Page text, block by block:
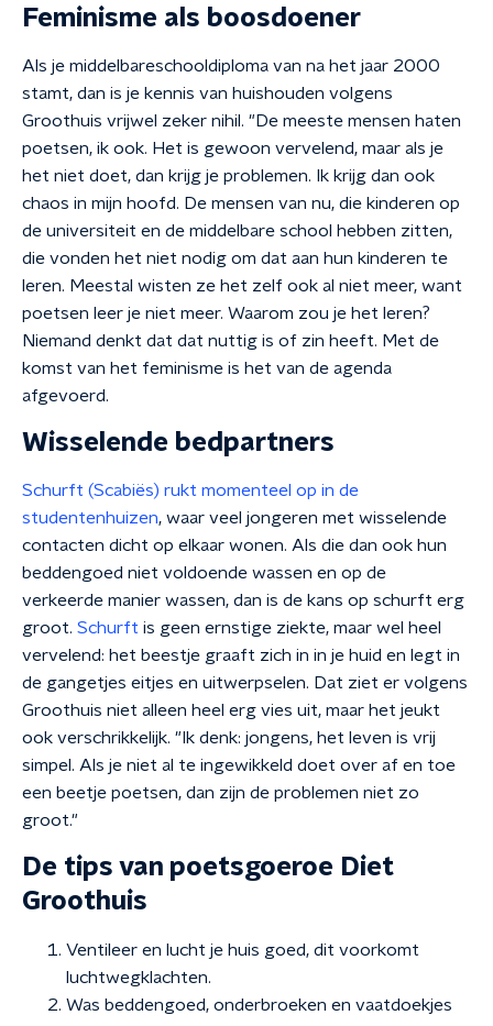
Feminisme als boosdoener
Als je middelbareschooldiploma van na het jaar 2000
stamt, dan is je kennis van huishouden volgens
Groothuis vrijwel zeker nihil. "De meeste mensen haten
poetsen, ik ook. Het is gewoon vervelend, maar als je
het niet doet, dan krijg je problemen. Ik krijg dan ook
chaos in mijn hoofd. De mensen van nu, die kinderen op
de universiteit en de middelbare school hebben zitten,
die vonden het niet nodig om dat aan hun kinderen te
leren. Meestal wisten ze het zelf ook al niet meer, want
poetsen leer je niet meer. Waarom zou je het leren?
Niemand denkt dat dat nuttig is of zin heeft. Met de
komst van het feminisme is het van de agenda
afgevoerd.
Wisselende bedpartners
Schurft (Scabiës) rukt momenteel op in de
studentenhuizen, waar veel jongeren met wisselende
contacten dicht op elkaar wonen. Als die dan ook hun
beddengoed niet voldoende wassen en op de
verkeerde manier wassen, dan is de kans op schurft erg
groot. Schurft is geen ernstige ziekte, maar wel heel
vervelend: het beestje graaft zich in in je huid en legt in
de gangetjes eitjes en uitwerpselen. Dat ziet er volgens
Groothuis niet alleen heel erg vies uit, maar het jeukt
ook verschrikkelijk. "Ik denk: jongens, het leven is vrij
simpel. Als je niet al te ingewikkeld doet over af en toe
een beetje poetsen, dan zijn de problemen niet zo
groot."
De tips van poetsgoeroe Diet
Groothuis
Ventileer en lucht je huis goed, dit voorkomt
luchtwegklachten.
Was beddengoed, onderbroeken en vaatdoekjes